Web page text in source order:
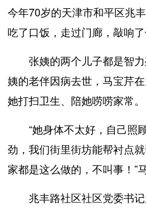
今年70岁的天津市和平区兆
吃了口饭，走过门廊，敲响了
张姨的两个儿子都是智力
姨的老伴因病去世，马宝芹
她打扫卫生、陪她唠唠家常。
“她身体不太好，自己照
劲，我们街里街坊能帮衬点
家都是这么做的，不叫事！”
兆丰路社区社区党委书记